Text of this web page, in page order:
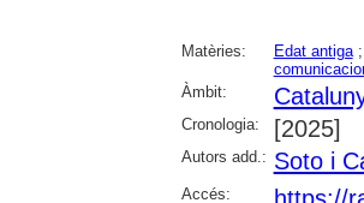
Matèries: Edat antiga;
Àmbit:
Cronologia: [2025]
Autors add.: Soto i
Accés: